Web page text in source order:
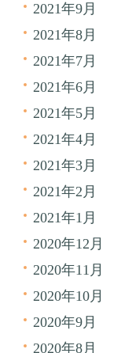
2021年9月
2021年8月
2021年7月
2021年6月
2021年5月
2021年4月
2021年3月
2021年2月
2021年1月
2020年12月
2020年11月
2020年10月
2020年9月
2020年8月